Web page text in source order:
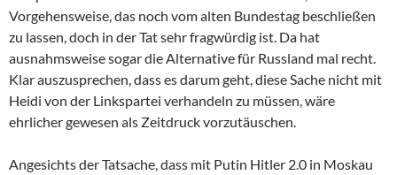
Vorgehensweise, das noch vom alten Bundestag beschließen
zu lassen, doch in der Tat sehr fragwürdig ist. Da hat
ausnahmsweise sogar die Alternative für Russland mal recht.
Klar auszusprechen, dass es darum geht, diese Sache nicht mit
Heidi von der Linkspartei verhandeln zu müssen, wäre
ehrlicher gewesen als Zeitdruck vorzutäuschen.
Angesichts der Tatsache, dass mit Putin Hitler 2.0 in Moskau